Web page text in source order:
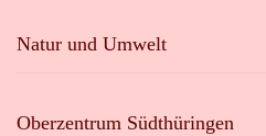
Natur und Umwelt
Oberzentrum Südthüringen